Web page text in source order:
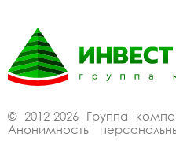
© 2012-2026 Группа
Анонимность